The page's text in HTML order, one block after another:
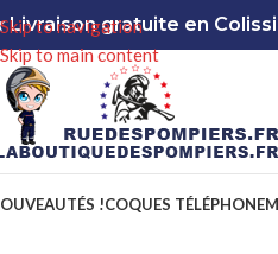
Skip to navigation
Skip to main content
Livraison gratuite en
!COQUES TÉLÉPHONE